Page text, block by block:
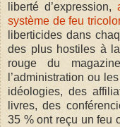
liberté d’expression,
système de feu
liberticides dans
des plus hostiles à
rouge du
l’administration ou
idéologies, des
livres, des
35 % ont reçu un feu